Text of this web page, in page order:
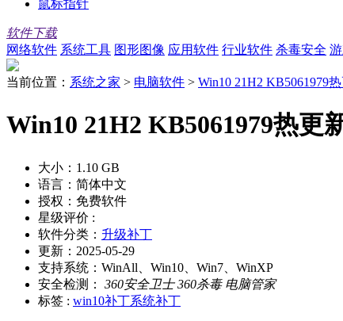
鼠标指针
软件下载
网络软件 系统工具 图形图像 应用软件 行业软件 杀毒安全
当前位置： 系统之家 > 电脑软件 > Win10 21H2 KB5061979
Win10 21H2 KB5061979热更
大小： 1.10 GB
语言： 简体中文
授权： 免费软件
星级评价 :
软件分类： 升级补丁
更新： 2025-05-29
支持系统： WinAll、Win10、Win7、WinXP
安全检测：
360安全卫士 360杀毒 电脑管家
标签 : win10补丁系统补丁